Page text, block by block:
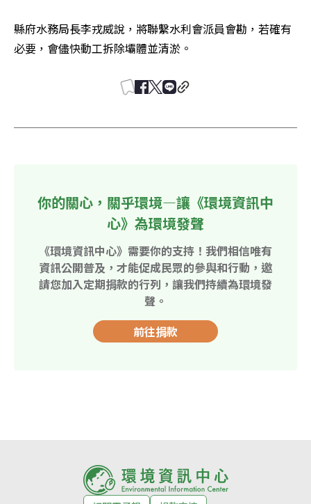
縣府水務局長李戎威說，將聯繫水利會派員會勘，若確有
必要，會儘快動工拆除壩體並清淤。
你的關心，關乎環境—讓《環境資訊中
心》為環境發聲
《環境資訊中心》需要你的支持！我們相信唯有
資訊公開普及，才能促成民眾的參與和行動，邀
請您加入定期捐款的行列，讓我們持續為環境發
聲。
前往捐款